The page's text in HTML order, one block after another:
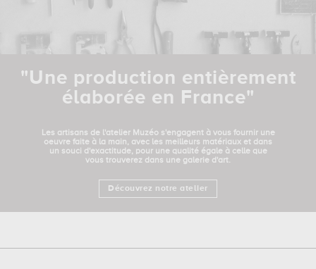
"Une production entièrement
élaborée en France"
Les artisans de l'atelier Muzéo s'engagent à vous fournir une
oeuvre faite à la main, avec les meilleurs matériaux et dans
un souci d'exactitude, pour une qualité égale à celle que
vous trouverez dans une galerie d'art.
Découvrez notre atelier